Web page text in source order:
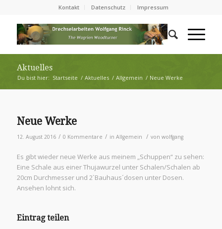
Kontakt Datenschutz Impressum
Aktuelles
Du bist hier: Startseite / Aktuelles / Allgemein / Neue Werke
Neue Werke
12. August 2016 / 0 Kommentare / in Allgemein / von wolfgang
Es gibt wieder neue Werke aus meinem „Schuppen“ zu sehen:
Eine Schale aus einer Thujawurzel unter Schalen/Schalen ab
20cm Durchmesser und 2`Bauhaus´dosen unter Dosen.
Ansehen lohnt sich.
Eintrag teilen